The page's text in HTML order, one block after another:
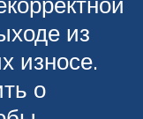
из
износе.
о